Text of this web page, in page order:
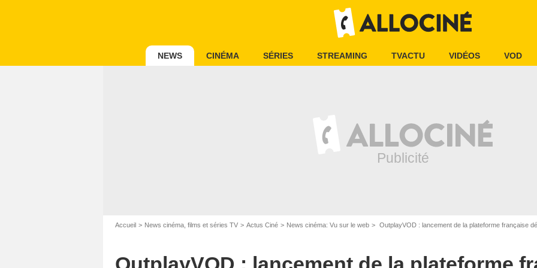
NEWS CINÉMA SÉRIES STREAMING TVACTU VIDÉOS VOD
Accueil News cinéma, films et séries TV Actus Ciné News cinéma: Vu sur le web OutplayVOD : lancement de la plateforme française
OUTPLAY FILMS